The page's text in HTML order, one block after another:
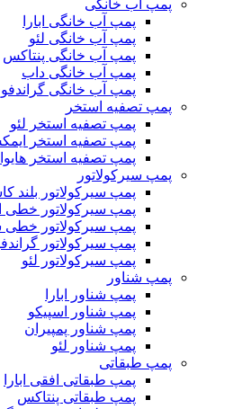
پمپ آب خانگی
پمپ آب خانگی ابارا
پمپ آب خانگی لئو
پمپ آب خانگی پنتاکس
پمپ آب خانگی داب
پمپ آب خانگی
پمپ تصفیه استخر
پمپ تصفیه استخر لئو
پمپ تصفیه استخر
پمپ تصفیه استخر
پمپ سیرکولاتور
پمپ سیرکولاتور بلند
پمپ سیرکولاتور
پمپ سیرکولاتور خطی
پمپ سیرکولاتور
پمپ سیرکولاتور لئو
پمپ شناور
پمپ شناور ابارا
پمپ شناور اسپیکو
پمپ شناور پمپیران
پمپ شناور لئو
پمپ طبقاتی
پمپ طبقاتی افقی ابارا
پمپ طبقاتی پنتاکس